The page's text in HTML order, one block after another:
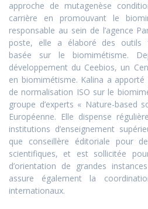
approche de mutagenèse
carrière en promouvant le
responsable au sein de l’agence
poste, elle a élaboré des outils
basée sur le biomimétisme.
développement du Ceebios, un
en biomimétisme. Kalina a
de normalisation ISO sur le
groupe d’experts « Nature-based
Européenne. Elle dispense
institutions d’enseignement
que conseillère éditoriale pour
scientifiques, et est sollicitée
d’orientation de grandes
assure également la
internationaux.